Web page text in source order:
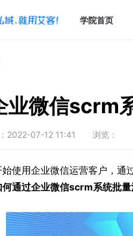
学院首页
业微信scrm
2022-07-12 11:41 浏览：
使用企业微信运营客户，
何通过企业微信scrm系统批